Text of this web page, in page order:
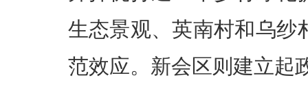
生态景观、英南村和乌纱
范效应。新会区则建立起